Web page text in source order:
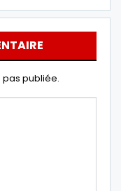
publiée.